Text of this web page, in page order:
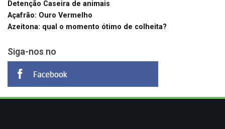
Detenção Caseira de animais
Açafrão: Ouro Vermelho
Azeitona: qual o momento ótimo de colheita?
Siga-nos no